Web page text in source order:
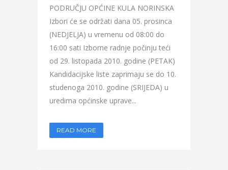
PODRUČJU OPĆINE KULA NORINSKA
Izbori će se održati dana 05. prosinca
(NEDJELJA) u vremenu od 08:00 do
16:00 sati Izborne radnje počinju teći
od 29. listopada 2010. godine (PETAK)
Kandidacijske liste zaprimaju se do 10.
studenoga 2010. godine (SRIJEDA) u
uredima općinske uprave...
READ MORE